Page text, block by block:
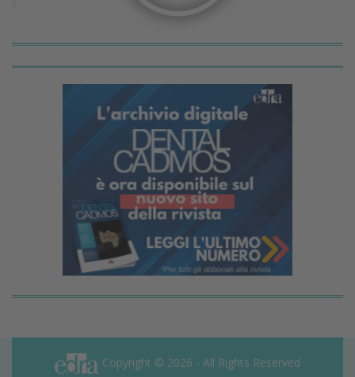
Copyright © 2026 - All Rights Reserved